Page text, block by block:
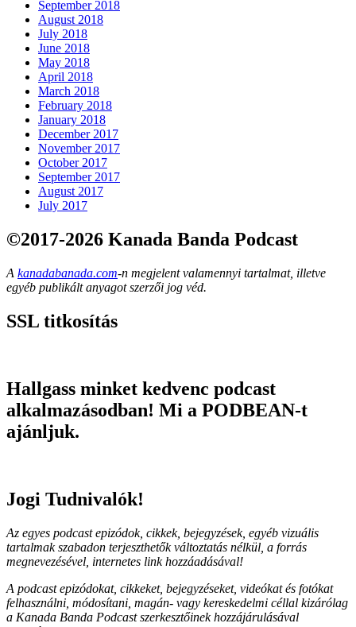
September 2018
August 2018
July 2018
June 2018
May 2018
April 2018
March 2018
February 2018
January 2018
December 2017
November 2017
October 2017
September 2017
August 2017
July 2017
©2017-2026 Kanada Banda Podcast
A kanadabanada.com-n megjelent valamennyi tartalmat, illetve
egyéb publikált anyagot szerzői jog véd.
SSL titkosítás
Hallgass minket kedvenc podcast
alkalmazásodban! Mi a PODBEAN-t
ajánljuk.
Jogi Tudnivalók!
Az egyes podcast epizódok, cikkek, bejegyzések, egyéb vizuális
tartalmak szabadon terjeszthetők változtatás nélkül, a forrás
megnevezésével, internetes link hozzáadásával!
A podcast epizódokat, cikkeket, bejegyzéseket, videókat és fotókat
felhasználni, módosítani, magán- vagy kereskedelmi céllal kizárólag
a Kanada Banda Podcast szerkesztőinek hozzájárulásával